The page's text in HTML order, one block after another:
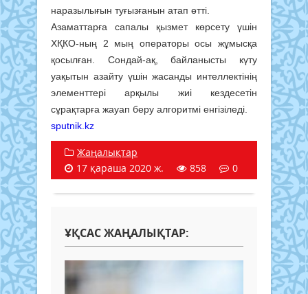
наразылығын туғызғанын атап өтті.
Азаматтарға сапалы қызмет көрсету үшін
ХҚКО-ның 2 мың операторы осы жұмысқа
қосылған. Сондай-ақ, байланысты күту
уақытын азайту үшін жасанды интеллектінің
элементтері арқылы жиі кездесетін
сұрақтарға жауап беру алгоритмі енгізіледі.
sputnik.kz
Жаңалықтар
17 қараша 2020 ж.
858 0
ҰҚСАС ЖАҢАЛЫҚТАР: